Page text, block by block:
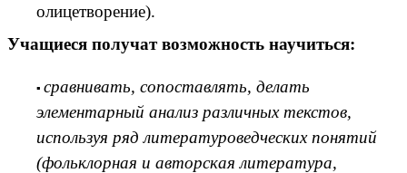
олицетворение).
Учащиеся получат возможность научиться:
сравнивать, сопоставлять, делать
элементарный анализ различных текстов,
используя ряд литературоведческих понятий
(фольклорная и авторская литература,